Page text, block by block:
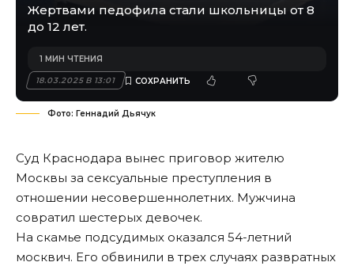
Жертвами педофила стали школьницы от 8
до 12 лет.
18.03.2025 В 13:01
1 МИН ЧТЕНИЯ
Фото: Геннадий Дьячук
Суд Краснодара вынес приговор жителю
Москвы за сексуальные преступления в
отношении несовершеннолетних. Мужчина
совратил шестерых девочек.
На скамье подсудимых оказался 54-летний
москвич. Его обвинили в трех случаях развратных